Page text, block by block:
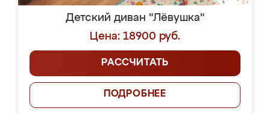
Детский диван "Лёвушка"
Цена: 18900 руб.
РАССЧИТАТЬ
ПОДРОБНЕЕ